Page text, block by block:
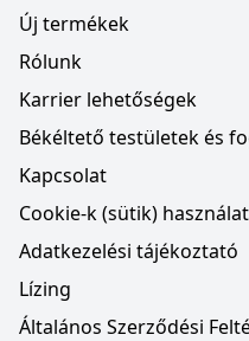
Új termékek
Rólunk
Karrier lehetőségek
Békéltető testületek és
Kapcsolat
Cookie-k (sütik)
Adatkezelési tájékoztató
Lízing
Általános Szerződési